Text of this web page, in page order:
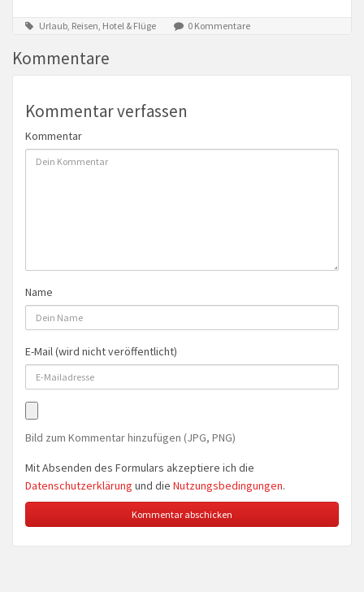
Urlaub, Reisen, Hotel & Flüge 0 Kommentare
Kommentare
Kommentar verfassen
Kommentar
Name
E-Mail (wird nicht veröffentlicht)
Bild zum Kommentar hinzufügen (JPG, PNG)
Mit Absenden des Formulars akzeptiere ich die
Datenschutzerklärung und die Nutzungsbedingungen.